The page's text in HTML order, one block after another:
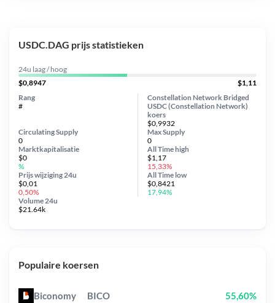
USDC.DAG prijs statistieken
24u laag / hoog
$0,8947
$1,11
Constellation Network Bridged
USDC (Constellation Network)
koers
$0,9932
Circulating Supply
0
Prijs wijziging 24u
$0,01
0,50%
Max Supply
0
Marktkapitalisatie
$0
%
Volume 24u
$21.64k
Rang
#
All Timehigh
$1,17
15,33%
All Time low
$0,8421
17,94%
Populaire koersen
Biconomy BICO 55,60%